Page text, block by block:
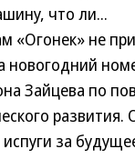
что ли...
«Огонек» не
новогодний
Зайцева по
за